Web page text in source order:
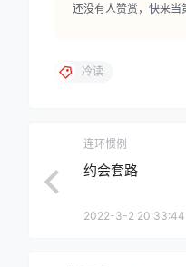
还没有人赞赏，快来当
冷读
连环惯例
约会套路
2022-3-2 20:33:44